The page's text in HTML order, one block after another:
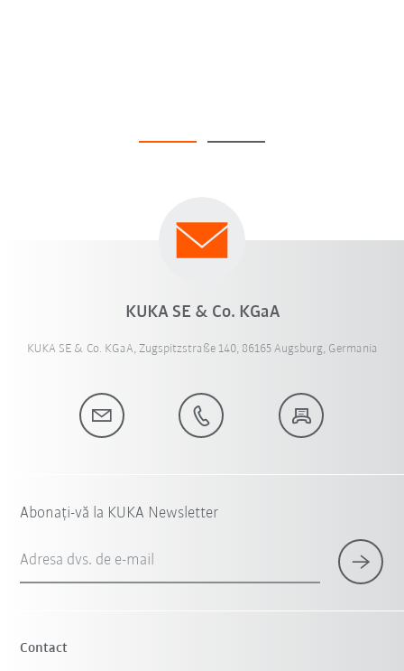
KUKA SE & Co. KGaA
KUKA SE & Co. KGaA, Zugspitzstraße 140, 86165 Augsburg, Germania
Abonați-vă la KUKA Newsletter
Adresa dvs. de e-mail
Contact